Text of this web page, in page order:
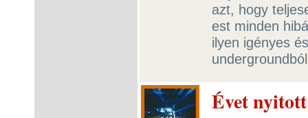
azt, hogy
est minden
ilyen igényes
Évet